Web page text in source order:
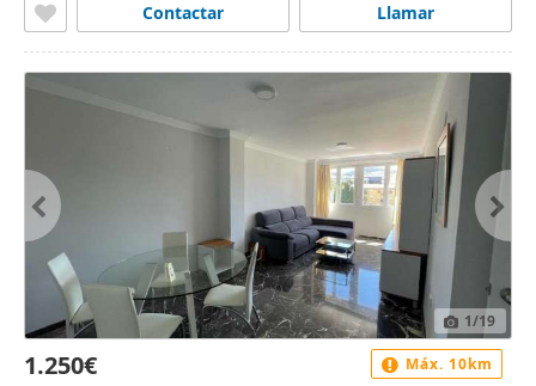
Llamar
Contactar
1/19
1.250€ Máx. 10km